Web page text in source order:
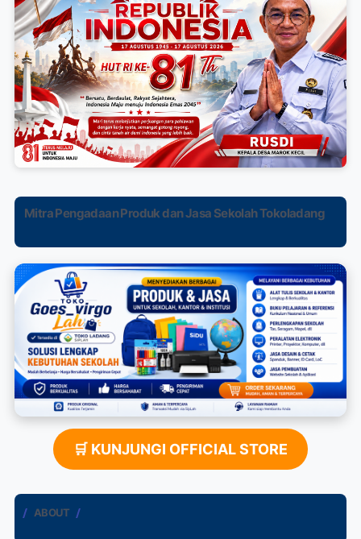
Mitra Pengadaan Produk dan Jasa Sekolah Tokoladang
🛒 KUNJUNGI OFFICIAL STORE
ABOUT